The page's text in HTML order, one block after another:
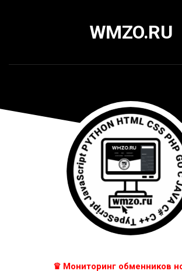
WMZO.RU
♛ Мониторинг обменников